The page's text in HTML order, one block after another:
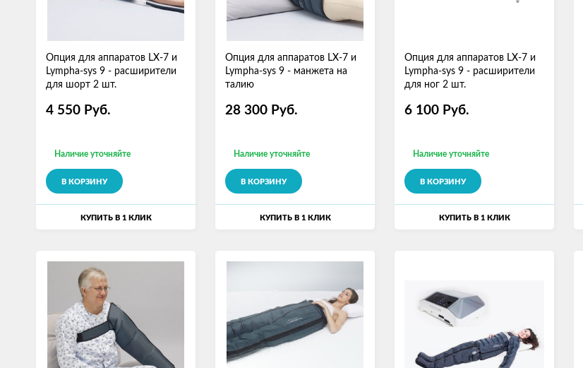
Опция для аппаратов LX-7 и
Lympha-sys 9 - расширители
для шорт 2 шт.
4 550 Руб.
Наличие уточняйте
В КОРЗИНУ
КУПИТЬ В 1 КЛИК
Опция для аппаратов LX-7 и
Lympha-sys 9 - манжета на
талию
28 300 Руб.
Наличие уточняйте
В КОРЗИНУ
КУПИТЬ В 1 КЛИК
Опция для аппаратов LX-7 и
Lympha-sys 9 - расширители
для ног 2 шт.
6 100 Руб.
Наличие уточняйте
В КОРЗИНУ
КУПИТЬ В 1 КЛИК